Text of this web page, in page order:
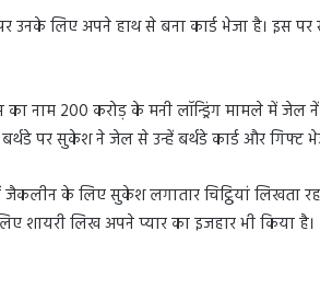
उनके लिए अपने हाथ से बना कार्ड भेजा है। इस
का नाम 200 करोड़ के मनी लॉन्ड्रिंग मामले में
पर सुकेश ने जेल से उन्हें बर्थडे कार्ड और गिफ्ट
के लिए सुकेश लगातार चिट्ठियां लिखता
शायरी लिख अपने प्यार का इजहार भी किया है।